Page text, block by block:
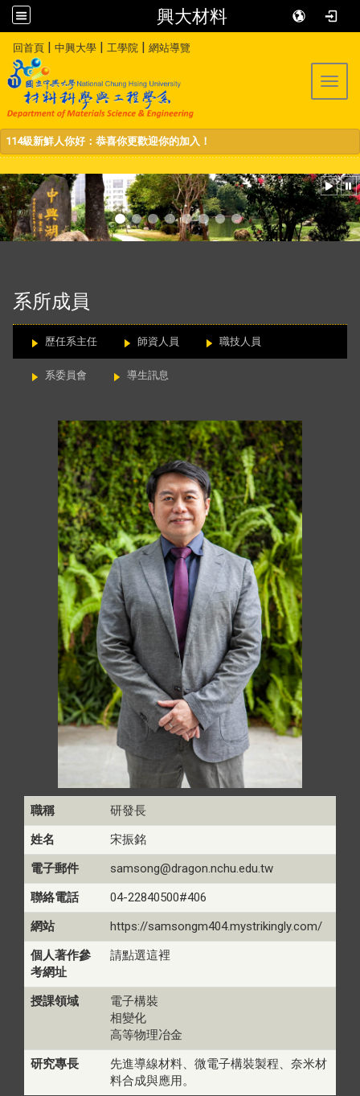
興大材料
回首頁 | 中興大學 | 工學院 | 網站導覽
114級新鮮人你好：恭喜你更歡迎你的加入！
系所成員
歷任系主任 師資人員 職技人員
系委員會 導生訊息
職稱
研發長
姓名
宋振銘
電子郵件
samsong@dragon.nchu.edu.tw
聯絡電話
04-22840500#406
網站
https://samsongm404.mystrikingly.com/
個人著作參
考網址
請點選這裡
授課領域
電子構裝
相變化
高等物理冶金
研究專長
先進導線材料、微電子構裝製程、奈米材
料合成與應用。